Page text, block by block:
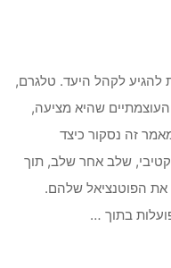
להגיע לקהל היעד. טלגרם,
העוצמתיים שהיא מציעה,
זה נסקור כיצד
שלב אחר שלב, תוך
את הפוטנציאל שלהם.
בתוך …